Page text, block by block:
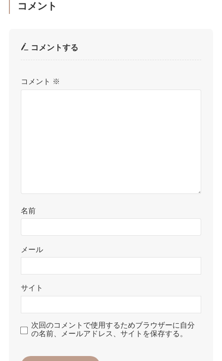
コメント
コメントする
コメント ※
名前
メール
サイト
次回のコメントで使用するためブラウザーに自分
の名前、メールアドレス、サイトを保存する。